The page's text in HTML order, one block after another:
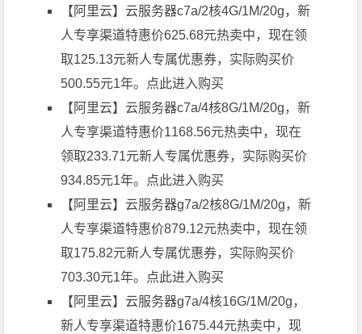
【阿里云】云服务器c7a/2核4G/1M/20g，新
人专享渠道特惠价625.68元热卖中，现在领
取125.13元新人专属优惠券，实际购买价
500.55元1年。 点此进入购买
【阿里云】云服务器c7a/4核8G/1M/20g，新
人专享渠道特惠价1168.56元热卖中，现在
领取233.71元新人专属优惠券，实际购买价
934.85元1年。 点此进入购买
【阿里云】云服务器g7a/2核8G/1M/20g，新
人专享渠道特惠价879.12元热卖中，现在领
取175.82元新人专属优惠券，实际购买价
703.30元1年。 点此进入购买
【阿里云】云服务器g7a/4核16G/1M/20g，
新人专享渠道特惠价1675.44元热卖中，现